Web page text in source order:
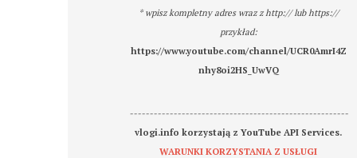
* wpisz kompletny adres wraz z http:// lub https://
przykład:
https://www.youtube.com/channel/UCR0AmrI4Z
nhy8oi2HS_UwVQ
-------------------------------------------------------
vlogi.info korzystają z YouTube API Services.
WARUNKI KORZYSTANIA Z USŁUGI